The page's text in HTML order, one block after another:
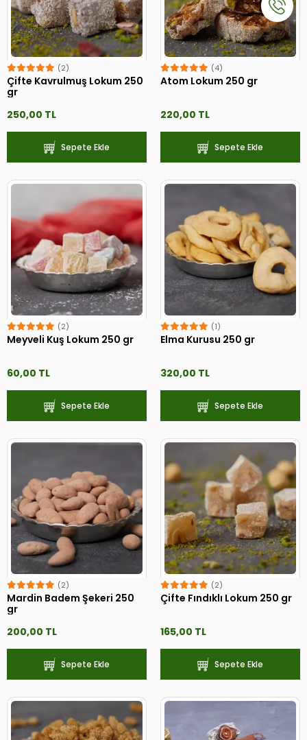
(2)
Çifte Kavrulmuş Lokum 250
gr
250,00 TL
Sepete Ekle
(4)
Atom Lokum 250 gr
220,00 TL
Sepete Ekle
(2)
Meyveli Kuş Lokum 250 gr
60,00 TL
Sepete Ekle
(1)
Elma Kurusu 250 gr
320,00 TL
Sepete Ekle
(2)
Mardin Badem Şekeri 250
gr
200,00 TL
Sepete Ekle
(2)
Çifte Fındıklı Lokum 250 gr
165,00 TL
Sepete Ekle